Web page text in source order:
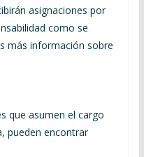
asignaciones por
como se
más información sobre
que asumen el cargo
pueden encontrar